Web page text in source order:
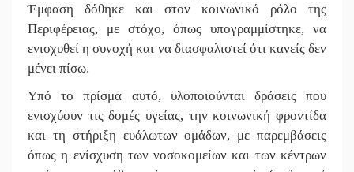
Έμφαση δόθηκε και στον κοινωνικό ρόλο της
Περιφέρειας, με στόχο, όπως υπογραμμίστηκε, να
ενισχυθεί η συνοχή και να διασφαλιστεί ότι κανείς δεν
μένει πίσω.
Υπό το πρίσμα αυτό, υλοποιούνται δράσεις που
ενισχύουν τις δομές υγείας, την κοινωνική φροντίδα
και τη στήριξη ευάλωτων ομάδων, με παρεμβάσεις
όπως η ενίσχυση των νοσοκομείων και των κέντρων